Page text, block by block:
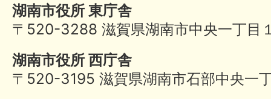
湖南市役所 東庁舎
〒520-3288 滋賀県湖南市中央一丁目
湖南市役所 西庁舎
〒520-3195 滋賀県湖南市石部中央一